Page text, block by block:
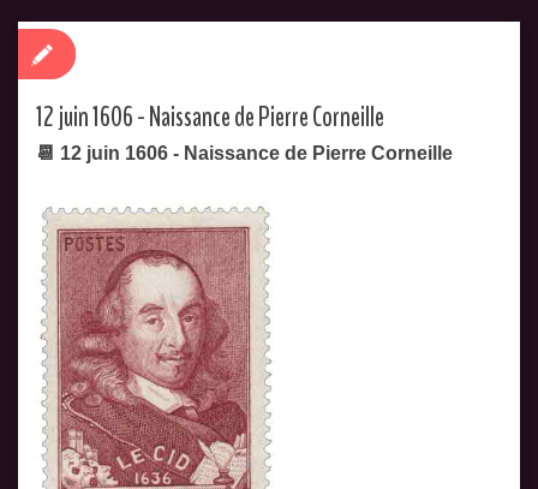
12 juin 1606 - Naissance de Pierre Corneille
📆 12 juin 1606 - Naissance de Pierre Corneille